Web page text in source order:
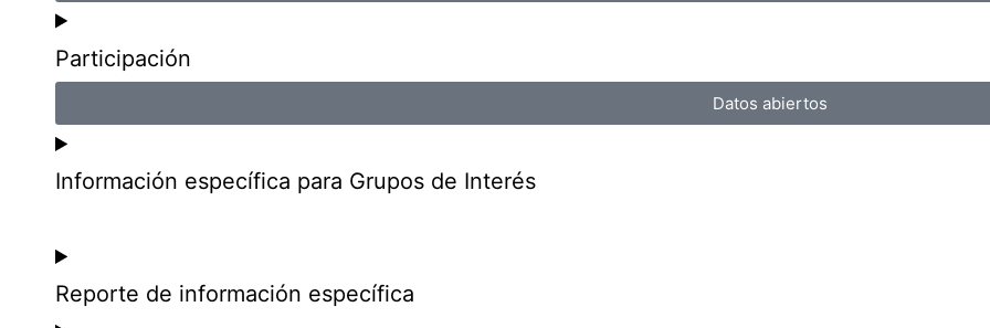
Participación
Datos abiertos
Información específica para Grupos de Interés
Reporte de información específica